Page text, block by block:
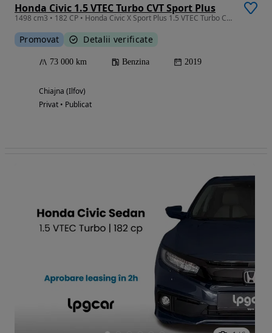
Honda Civic 1.5 VTEC Turbo CVT Sport Plus
1498 cm3 • 182 CP • Honda Civic X Sport Plus 1.5 VTEC Turbo CVT, 182 CP, 2018, 73.000 km
Promovat Detalii verificate
73 000 km Benzina 2019
Chiajna (Ilfov)
Privat • Publicat